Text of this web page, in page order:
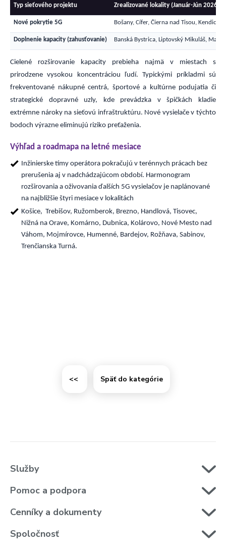
Typ sieťového projektu Zrealizované lokality (Január-Jún 2026)
Nové pokrytie 5G Bošany, Cífer, Čierna nad Tisou,
Doplnenie kapacity (zahusťovanie) Banská Bystrica, Liptovský Mikuláš,
Cielené rozširovanie kapacity prebieha najmä v miestach s
prirodzene vysokou koncentráciou ľudí. Typickými príkladmi sú
frekventované nákupné centrá, športové a kultúrne podujatia či
strategické dopravné uzly, kde prevádzka v špičkách kladie
extrémne nároky na sieťovú infraštruktúru. Nové vysielače v týchto
bodoch výrazne eliminujú riziko preťaženia.
Výhľad a roadmapa na letné mesiace
Inžinierske tímy operátora pokračujú v terénnych prácach bez
prerušenia aj v nadchádzajúcom období. Harmonogram
rozširovania a oživovania ďalších 5G vysielačov je naplánované
na najbližšie štyri mesiace v lokalitách
Košice, Trebišov, Ružomberok, Brezno, Handlová, Tisovec,
Nižná na Orave, Komárno, Dubnica, Kolárovo, Nové Mesto nad
Váhom, Mojmírovce, Humenné, Bardejov, Rožňava, Sabinov,
Trenčianska Turná.
<< Späť do kategórie
Služby
Pomoc a podpora
Cenníky a dokumenty
Spoločnosť